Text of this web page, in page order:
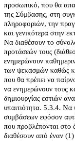
προσωπικό, που θα
της Σύμβασης, στη
πληροφοριών, την
και γενικότερα στην
Να διαθέσουν το
προτάσεών τους
ενημερώνουν
των ψεκασμών καθώς
που θα πρέπει να
να ενημερώνουν τους
δημιουργίας εστιών
υπαιτιότητα. 5.3.4. Να
συμβάσεων εφόσον
που προβλέπονται στο
διαθέσουν από έναν